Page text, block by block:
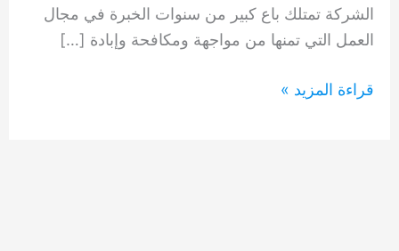
الشركة تمتلك باع كبير من سنوات الخبرة في مجال
العمل التي تمنها من مواجهة ومكافحة وإبادة […]
شركة
قراءة المزيد »